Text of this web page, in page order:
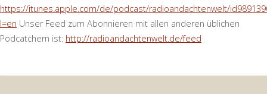
https://itunes.apple.com/de/podcast/radioandachtenwelt/
l=en Unser Feed zum Abonnieren mit allen anderen üblichen
Podcatchern ist: http://radioandachtenwelt.de/feed